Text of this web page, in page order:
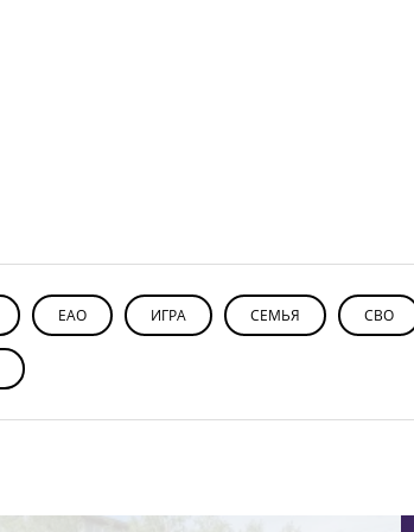
ЕАО ИГРА СЕМЬЯ СВО